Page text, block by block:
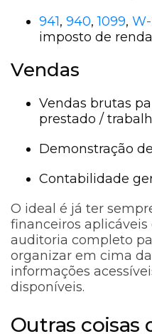
941, 940,1099,
imposto de
Vendas
Vendas brutas
prestado /
Demonstração
Contabilidade
O ideal é já ter
financeiros
auditoria completo
organizar em cima
informações
disponíveis.
Outras coisas